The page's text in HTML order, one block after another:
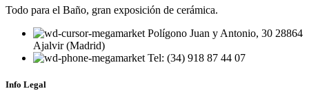
Todo para el Baño, gran exposición de cerámica.
Polígono Juan y Antonio, 30 28864
Ajalvir (Madrid)
Tel: (34) 918 87 44 07
Info Legal